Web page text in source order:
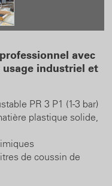
avec
industriel et
PR 3 P1 (1-3 bar)
plastique solide,
de coussin de